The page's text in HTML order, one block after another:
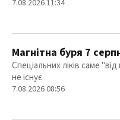
7.08.2026 11:34
Магнітна буря 7
Спеціальних ліків саме
не існує
7.08.2026 08:56